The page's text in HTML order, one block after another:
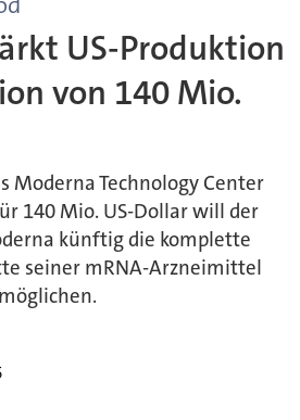
US-Produktion
von 140 Mio.
Moderna Technology Center
140 Mio. US-Dollar will der
künftig die komplette
seiner mRNA-Arzneimittel